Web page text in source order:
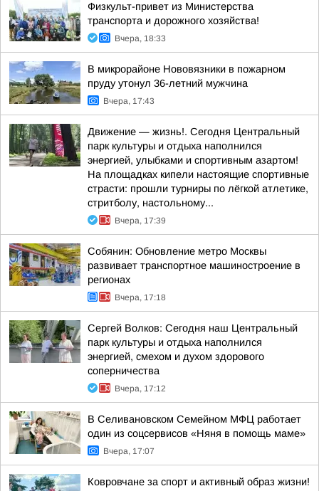
Физкульт-привет из Министерства
транспорта и дорожного хозяйства!
Вчера, 18:33
В микрорайоне Нововязники в пожарном
пруду утонул 36-летний мужчина
Вчера, 17:43
Движение — жизнь!. Сегодня Центральный
парк культуры и отдыха наполнился
энергией, улыбками и спортивным азартом!
На площадках кипели настоящие спортивные
страсти: прошли турниры по лёгкой атлетике,
стритболу, настольному...
Вчера, 17:39
Собянин: Обновление метро Москвы
развивает транспортное машиностроение в
регионах
Вчера, 17:18
Сергей Волков: Сегодня наш Центральный
парк культуры и отдыха наполнился
энергией, смехом и духом здорового
соперничества
Вчера, 17:12
В Селивановском Семейном МФЦ работает
один из соцсервисов «Няня в помощь маме»
Вчера, 17:07
Ковровчане за спорт и активный образ жизни!